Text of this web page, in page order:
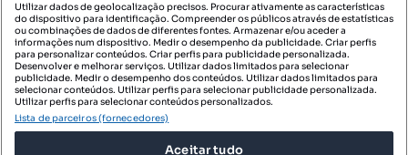
SIGA-NOS:
DESCARREGAR NA:
Utilizar dados de geolocalização precisos. Procurar ativamente as características
do dispositivo para identificação. Compreender os públicos através de estatísticas
ou combinações de dados de diferentes fontes. Armazenar e/ou aceder a
informações num dispositivo. Medir o desempenho da publicidade. Criar perfis
para personalizar conteúdos. Criar perfis para publicidade personalizada.
Desenvolver e melhorar serviços. Utilizar dados limitados para selecionar
publicidade. Medir o desempenho dos conteúdos. Utilizar dados limitados para
selecionar conteúdos. Utilizar perfis para selecionar publicidade personalizada.
Utilizar perfis para selecionar conteúdos personalizados.
Lista de parceiros (fornecedores)
Aceitar tudo